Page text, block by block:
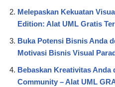
Melepaskan Kekuatan
Edition: Alat UML Gratis
Buka Potensi Bisnis Anda
Motivasi Bisnis Visual
Bebaskan Kreativitas Anda
Community – Alat UML